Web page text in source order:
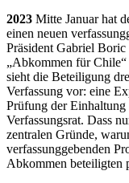
2023 Mitte Januar hat
einen neuen
Präsident Gabriel
„Abkommen für
sieht die Beteiligung
Verfassung vor: eine
Prüfung der Einhaltung
Verfassungsrat. Dass
zentralen Gründe,
verfassunggebenden
Abkommen beteiligten